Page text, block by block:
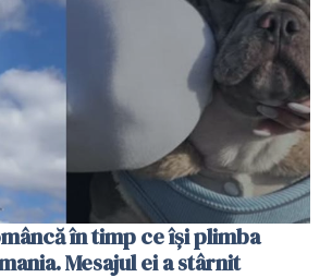
în timp ce își plimba
Mesajul ei a stârnit